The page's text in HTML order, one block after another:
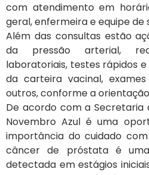
com atendimento em
geral, enfermeira e equipe de
Além das consultas estão
da pressão arterial,
laboratoriais, testes rápidos
da carteira vacinal,
outros, conforme a
De acordo com a Secretaria
Novembro Azul é uma
importância do cuidado
câncer de próstata é
detectada em estágios